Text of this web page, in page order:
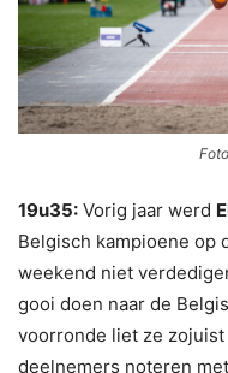
19u35: Vorig jaar werd
Belgisch kampioene op
weekend niet
gooi doen naar de
voorronde liet ze
deelnemers noteren